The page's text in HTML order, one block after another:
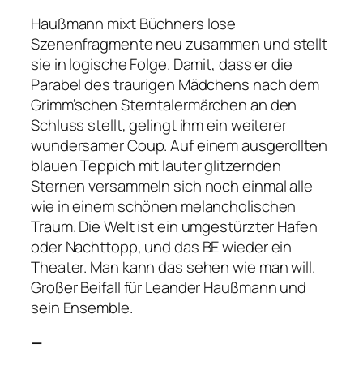
Haußmann mixt Büchners lose
Szenenfragmente neu zusammen und stellt
sie in logische Folge. Damit, dass er die
Parabel des traurigen Mädchens nach dem
Grimm’schen Sterntalermärchen an den
Schluss stellt, gelingt ihm ein weiterer
wundersamer Coup. Auf einem ausgerollten
blauen Teppich mit lauter glitzernden
Sternen versammeln sich noch einmal alle
wie in einem schönen melancholischen
Traum. Die Welt ist ein umgestürzter Hafen
oder Nachttopp, und das BE wieder ein
Theater. Man kann das sehen wie man will.
Großer Beifall für Leander Haußmann und
sein Ensemble.
—